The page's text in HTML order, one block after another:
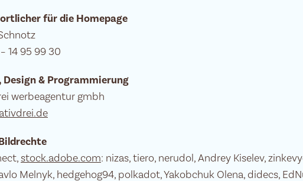
für die Homepage
14 95 99 30
Design & Programmierung
werbeagentur gmbh
stock.adobe.com: nizas, tiero, nerudol, Andrey Kiselev,
Melnyk, hedgehog94, polkadot, Yakobchuk Olena, didecs,